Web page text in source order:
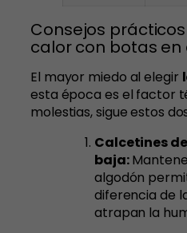
Consejos
calor con botas
El mayor miedo al elegir
esta época es el factor
molestias, sigue estos
Calcetines
baja:
algodón
diferencia de
atrapan la